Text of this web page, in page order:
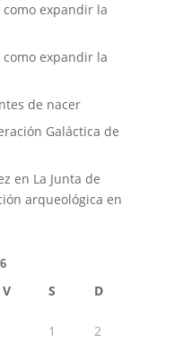
expandir la
expandir la
de nacer
Galáctica de
en La Junta de
arqueológica en
V S D
1 2